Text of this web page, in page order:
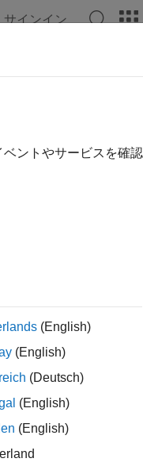
サインイン
含まれる
リアントの選択肢が
のアクティベーショ
Simulink Function を
ロセスをカスタマイ
セスのカスタマイズ
オブジェクト
バリアント制御式の
ただし、他のコード
クトに変換できます。
ントやサービスを確
(English)
(English)
(Deutsch)
(English)
(English)